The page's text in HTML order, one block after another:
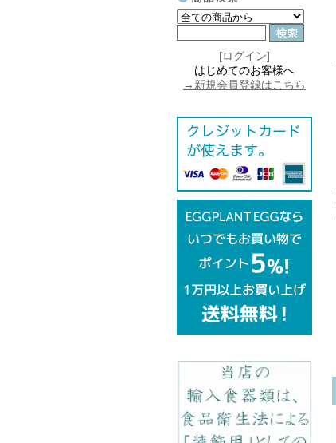
[ログイン]
はじめてのお客様へ
→新規会員登録はこちら